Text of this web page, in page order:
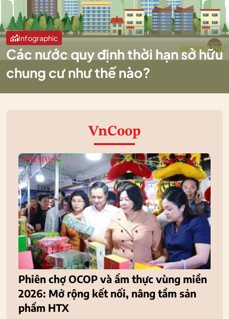
Infographic
Các nước quy định thời hạn sở hữu
chung cư như thế nào?
VnCoop
Phiên chợ OCOP và ẩm thực vùng miền
2026: Mở rộng kết nối, nâng tầm sản
phẩm HTX